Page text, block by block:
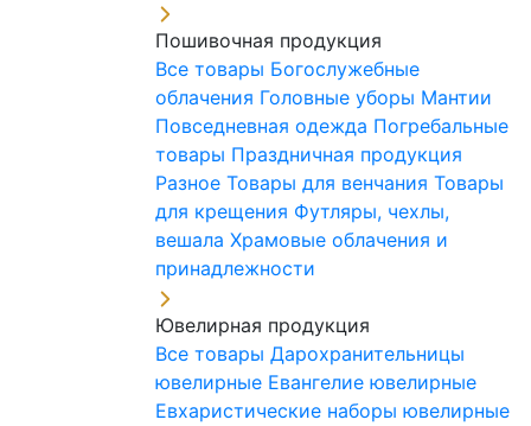
Пошивочная продукция
Все товары Богослужебные
облачения Головные уборы Мантии
Повседневная одежда Погребальные
товары Праздничная продукция
Разное Товары для венчания Товары
для крещения Футляры, чехлы,
вешала Храмовые облачения и
принадлежности
Ювелирная продукция
Все товары Дарохранительницы
ювелирные Евангелие ювелирные
Евхаристические наборы ювелирные